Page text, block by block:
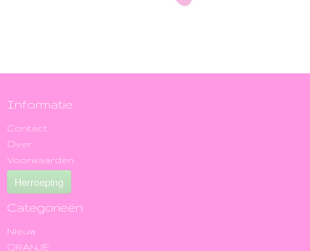
Informatie
Contact
Over
Voorwaarden
Herroeping
Categorieën
Nieuw
ORANJE